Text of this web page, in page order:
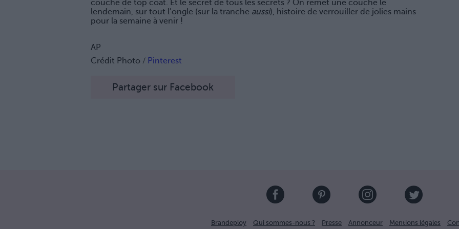
couche de top coat. Et le secret de tous les secrets ? On remet une couche le
lendemain, sur tout l’ongle (sur la tranche aussi), histoire de verrouiller de jolies mains
pour la semaine à venir !
AP
Crédit Photo / Pinterest
Partager sur Facebook
Brandeploy Qui sommes-nous ? Presse Annonceur Mentions légales